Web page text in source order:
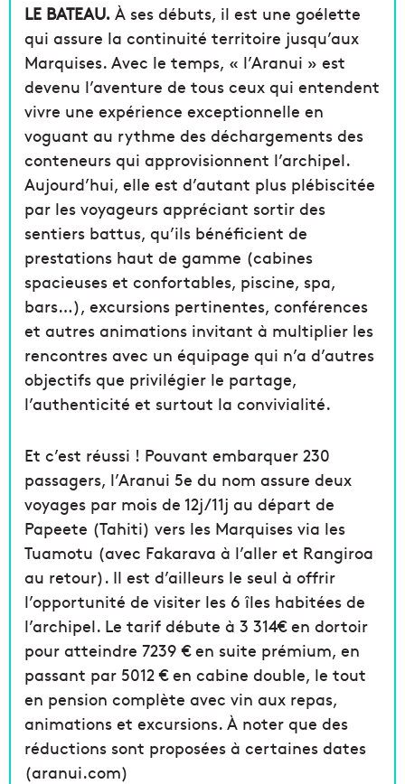
LE BATEAU. À ses débuts, il est une goélette
qui assure la continuité territoire jusqu’aux
Marquises. Avec le temps, « l’Aranui » est
devenu l’aventure de tous ceux qui entendent
vivre une expérience exceptionnelle en
voguant au rythme des déchargements des
conteneurs qui approvisionnent l’archipel.
Aujourd’hui, elle est d’autant plus plébiscitée
par les voyageurs appréciant sortir des
sentiers battus, qu’ils bénéficient de
prestations haut de gamme (cabines
spacieuses et confortables, piscine, spa,
bars…), excursions pertinentes, conférences
et autres animations invitant à multiplier les
rencontres avec un équipage qui n’a d’autres
objectifs que privilégier le partage,
l’authenticité et surtout la convivialité.
Et c’est réussi ! Pouvant embarquer 230
passagers, l’Aranui 5e du nom assure deux
voyages par mois de 12j/11j au départ de
Papeete (Tahiti) vers les Marquises via les
Tuamotu (avec Fakarava à l’aller et Rangiroa
au retour). Il est d’ailleurs le seul à offrir
l’opportunité de visiter les 6 îles habitées de
l’archipel. Le tarif débute à 3 314€ en dortoir
pour atteindre 7239 € en suite prémium, en
passant par 5012 € en cabine double, le tout
en pension complète avec vin aux repas,
animations et excursions. À noter que des
réductions sont proposées à certaines dates
(aranui.com)